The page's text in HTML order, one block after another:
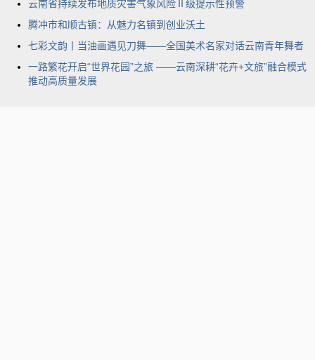
云南省持续发布地质灾害气象风险Ⅱ级提示性预警
腾冲市和顺古镇：从魅力名镇到创业沃土
七彩文韵丨当油画遇见刀舞——全国美术名家对话云南青年舞者
一路繁花开启“世界花园”之旅 ——云南深耕“花卉+文旅”融合模式
推动高质量发展